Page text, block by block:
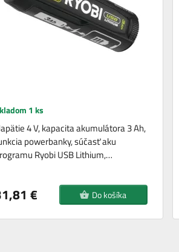
1 ks
4 V, kapacita akumulátora 3 Ah,
powerbanky, súčasť aku
Ryobi USB Lithium,…
€ Do košíka